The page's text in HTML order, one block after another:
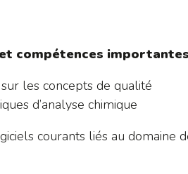
compétences
les concepts de qualité
d’analyse chimique
courants liés au domaine